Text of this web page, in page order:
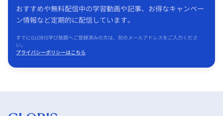
おすすめや無料配信中の学習動画や記事、お得なキャンペー
ン情報など定期的に配信しています。
すでにGLOBIS学び放題へご登録済みの方は、別のメールアドレスをご入力くださ
い。
プライバシーポリシーはこちら